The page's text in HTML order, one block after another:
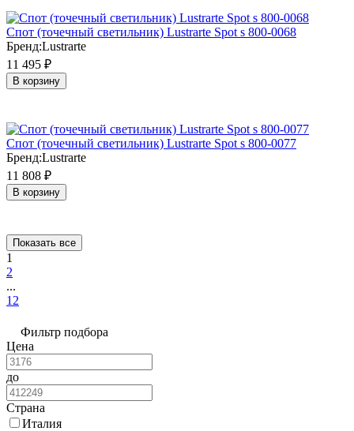
Cпот (точечный светильник) Lustrarte Spot s 800-0068
Бренд:Lustrarte
11 495 ₽
В корзину
Cпот (точечный светильник) Lustrarte Spot s 800-0077
Бренд:Lustrarte
11 808 ₽
В корзину
Показать все
1
2
...
12
Фильтр подбора
Цена
до
Страна
Италия